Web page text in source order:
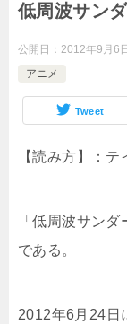
低周波サン
公開日： 2012年9月6日
アニメ
Tweet
【読み方】：
「低周波サン
である。
2012年6月24日